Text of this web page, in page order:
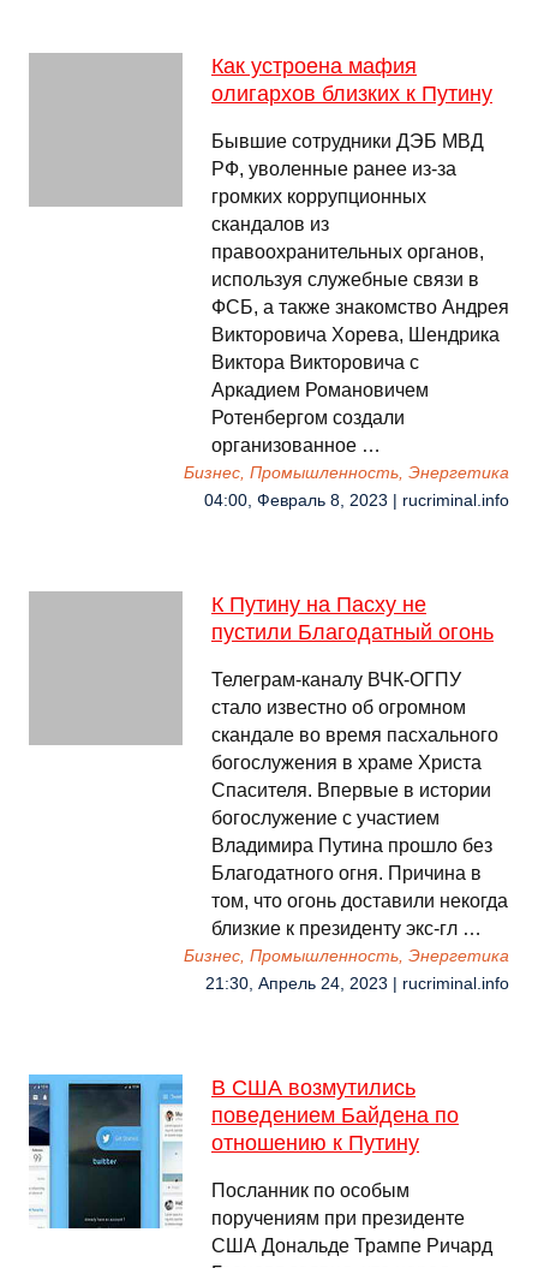
Как устроена мафия
олигархов близких к Путину
Бывшие сотрудники ДЭБ МВД
РФ, уволенные ранее из-за
громких коррупционных
скандалов из
правоохранительных органов,
используя служебные связи в
ФСБ, а также знакомство Андрея
Викторовича Хорева, Шендрика
Виктора Викторовича с
Аркадием Романовичем
Ротенбергом создали
организованное …
Бизнес, Промышленность, Энергетика
04:00, Февраль 8, 2023 | rucriminal.info
К Путину на Пасху не
пустили Благодатный огонь
Телеграм-каналу ВЧК-ОГПУ
стало известно об огромном
скандале во время пасхального
богослужения в храме Христа
Спасителя. Впервые в истории
богослужение с участием
Владимира Путина прошло без
Благодатного огня. Причина в
том, что огонь доставили некогда
близкие к президенту экс-гл …
Бизнес, Промышленность, Энергетика
21:30, Апрель 24, 2023 | rucriminal.info
В США возмутились
поведением Байдена по
отношению к Путину
Посланник по особым
поручениям при президенте
США Дональде Трампе Ричард